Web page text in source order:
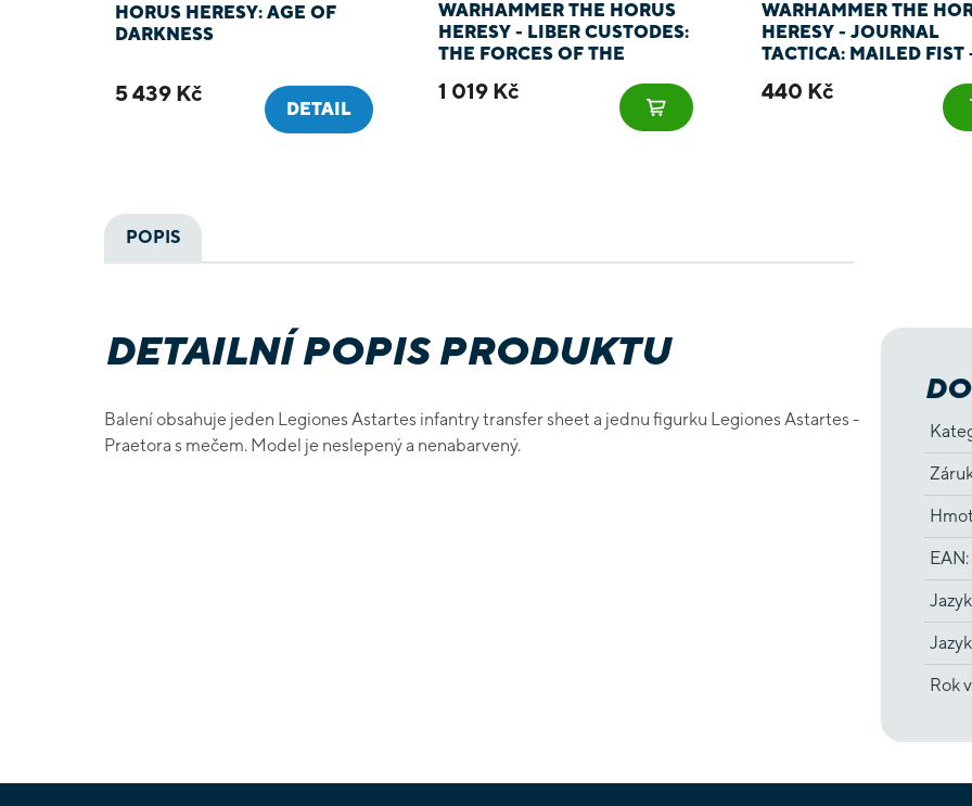
HORUS HERESY: AGE OF
DARKNESS
5 439 Kč
DETAIL
WARHAMMER THE HORUS
HERESY - LIBER CUSTODES:
THE FORCES OF THE
KNIHA
1 019 Kč
WARHAMMER THE
HERESY - JOURNAL
TACTICA: MAILED FIST
SUPER-HEAVY TANKS
440 Kč
POPIS
DETAILNÍ POPIS PRODUKTU
Balení obsahuje jeden Legiones Astartes infantry transfer sheet a jednu figurku Legiones Astartes -
Praetora s mečem. Model je neslepený a nenabarvený.
EAN:
Rok